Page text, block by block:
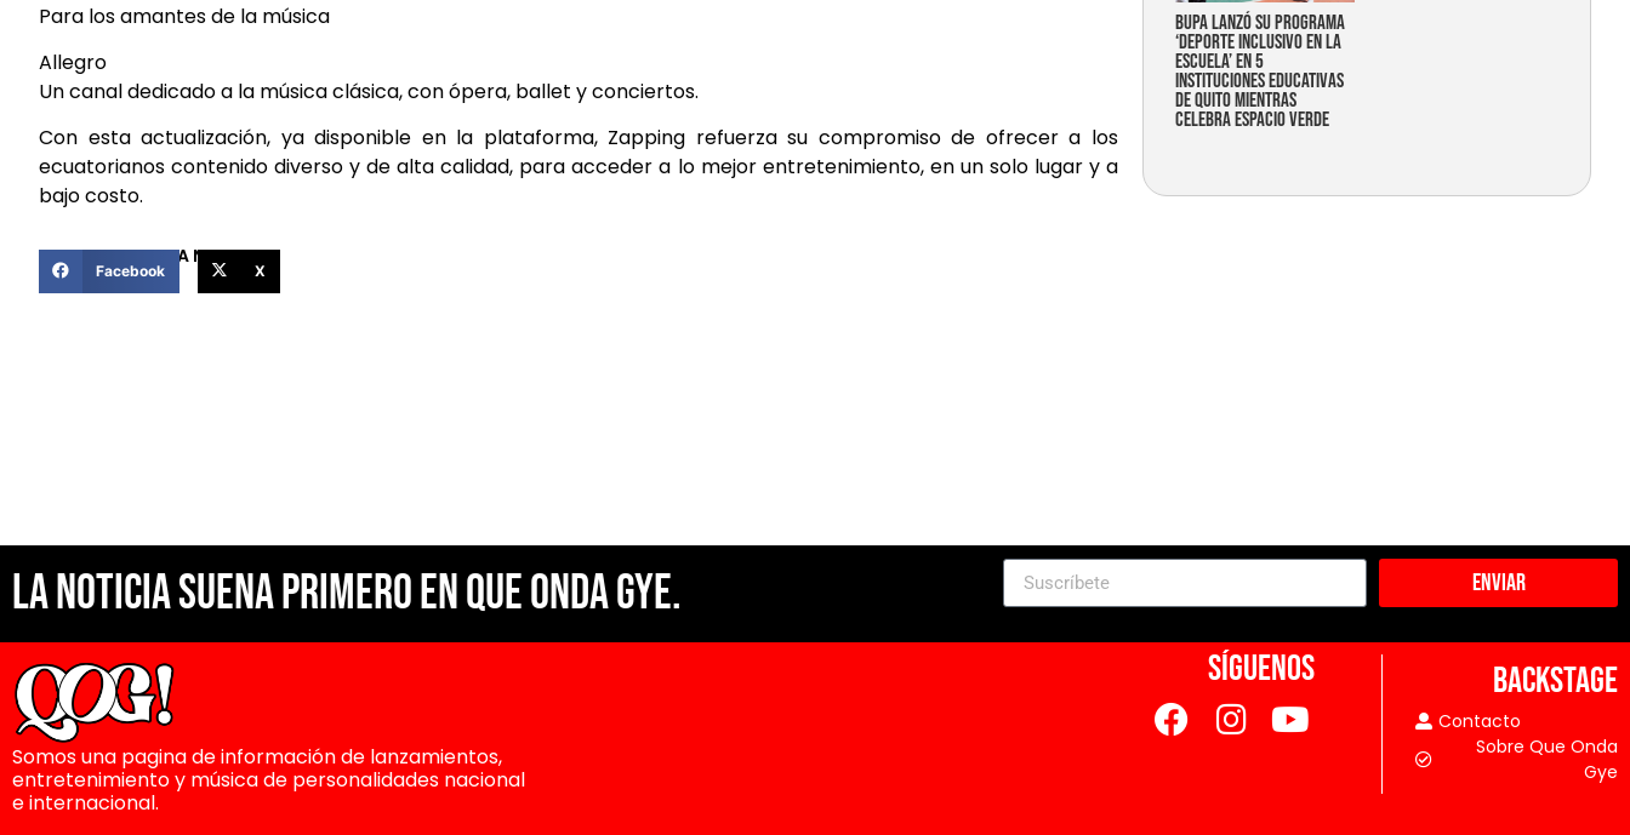
Para los amantes de la música
Allegro
Un canal dedicado a la música clásica, con ópera, ballet y conciertos.
Con esta actualización, ya disponible en la plataforma, Zapping refuerza su compromiso de ofrecer a los
ecuatorianos contenido diverso y de alta calidad, para acceder a lo mejor entretenimiento, en un solo lugar y a
bajo costo.
COMPARTIR ESTA NOTICIA
Facebook X
Bupa lanzó su programa
‘Deporte Inclusivo en la
Escuela’ en 5
instituciones educativas
de Quito mientras
celebra espacio verde
La noticia suena primero en Que Onda Gye. Enviar
Somos una pagina de información de lanzamientos,
entretenimiento y música de personalidades nacional
e internacional.
SÍGUENOS BACKSTAGE
Contacto
Sobre Que Onda
Gye